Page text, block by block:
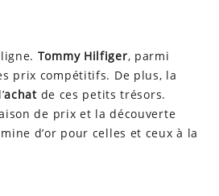
Tommy Hilfiger, parmi
prix compétitifs. De plus, la
achatde ces petits trésors.
de prix et la découverte
d’or pour celles et ceux à la